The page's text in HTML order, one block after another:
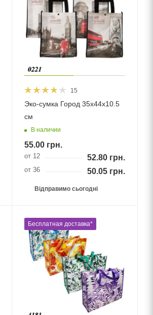
15
Эко-сумка Город 35х44х10.5
см
В наличии
55.00грн.
от 12 52.80 грн.
от 36 50.05 грн.
Відправимо сьогодні
Бесплатная доставка*